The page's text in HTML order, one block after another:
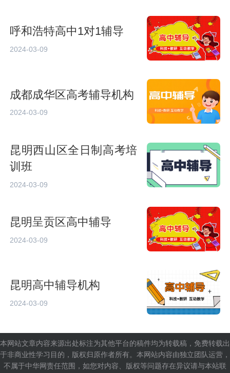
呼和浩特高中1对1辅导
2024-03-09
成都成华区高考辅导机构
2024-03-09
昆明西山区全日制高考培
训班
2024-03-09
昆明呈贡区高中辅导
2024-03-09
昆明高中辅导机构
2024-03-09
本网站文章内容来源出处标注为其他平台的稿件均为转载稿，免费转载出
于非商业性学习目的，版权归原作者所有。本网站内容由独立团队运营，
不属于中华网责任范围，如您对内容、版权等问题存在异议请与本站联